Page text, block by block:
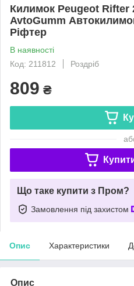
Килимок Peugeot Rifter
AvtoGumm
Ріфтер
В наявності
Код: 211812
Роздріб
809 ₴
Що таке купити з Пром?
Замовлення під захистом
Опис Характеристики
Опис